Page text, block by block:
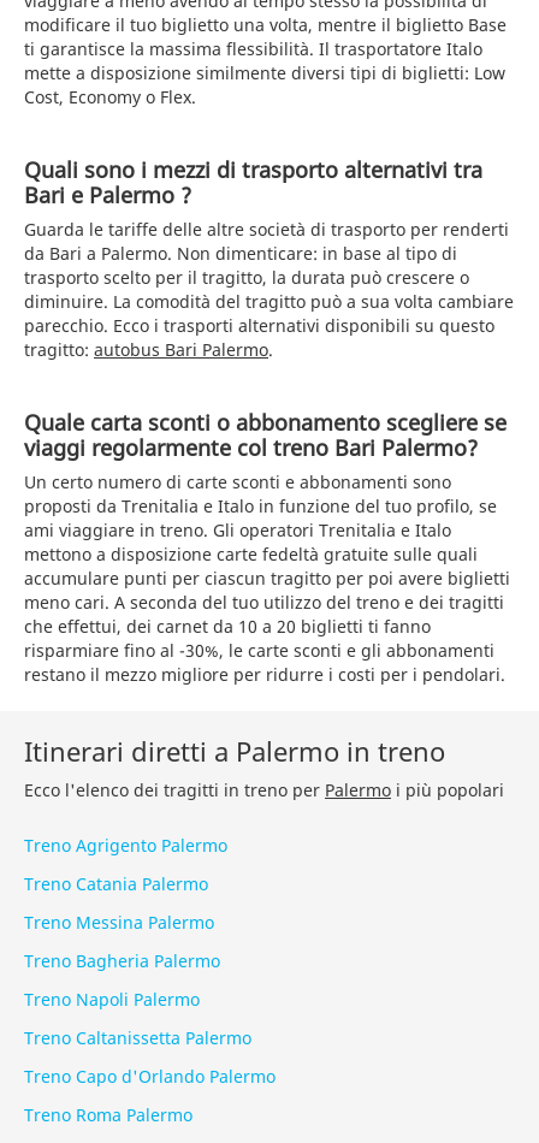
modificare il tuo biglietto una volta, mentre il biglietto Base
ti garantisce la massima flessibilità. Il trasportatore Italo
mette a disposizione similmente diversi tipi di biglietti: Low
Cost, Economy o Flex.
Quali sono i mezzi di trasporto alternativi tra
Bari e Palermo ?
Guarda le tariffe delle altre società di trasporto per renderti
da Bari a Palermo. Non dimenticare: in base al tipo di
trasporto scelto per il tragitto, la durata può crescere o
diminuire. La comodità del tragitto può a sua volta cambiare
parecchio. Ecco i trasporti alternativi disponibili su questo
tragitto: autobus Bari Palermo.
Quale carta sconti o abbonamento scegliere se
viaggi regolarmente col treno Bari Palermo?
Un certo numero di carte sconti e abbonamenti sono
proposti da Trenitalia e Italo in funzione del tuo profilo, se
ami viaggiare in treno. Gli operatori Trenitalia e Italo
mettono a disposizione carte fedeltà gratuite sulle quali
accumulare punti per ciascun tragitto per poi avere biglietti
meno cari. A seconda del tuo utilizzo del treno e dei tragitti
che effettui, dei carnet da 10 a 20 biglietti ti fanno
risparmiare fino al -30%, le carte sconti e gli abbonamenti
restano il mezzo migliore per ridurre i costi per i pendolari.
Itinerari diretti a Palermo in treno
Ecco l'elenco dei tragitti in treno per Palermo i più popolari
Treno Agrigento Palermo
Treno Catania Palermo
Treno Messina Palermo
Treno Bagheria Palermo
Treno Napoli Palermo
Treno Caltanissetta Palermo
Treno Capo d'Orlando Palermo
Treno Roma Palermo